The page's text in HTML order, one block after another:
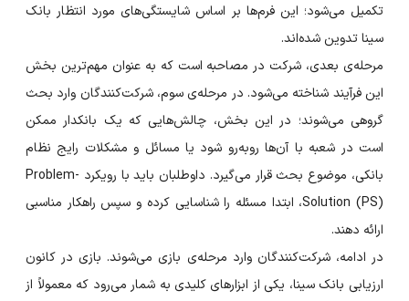
تکمیل می‌شود؛ این فرم‌ها بر اساس شایستگی‌های مورد انتظار بانک
سینا تدوین شده‌اند.
مرحله‌ی بعدی، شرکت در مصاحبه است که به عنوان مهم‌ترین بخش
این فرآیند شناخته می‌شود. در مرحله‌ی سوم، شرکت‌کنندگان وارد بحث
گروهی می‌شوند؛ در این بخش، چالش‌هایی که یک بانکدار ممکن
است در شعبه با آن‌ها روبه‌رو شود یا مسائل و مشکلات رایج نظام
بانکی، موضوع بحث قرار می‌گیرد. داوطلبان باید با رویکرد Problem-
Solution (PS)، ابتدا مسئله را شناسایی کرده و سپس راهکار مناسبی
ارائه دهند.
در ادامه، شرکت‌کنندگان وارد مرحله‌ی بازی می‌شوند. بازی در کانون
ارزیابی بانک سینا، یکی از ابزارهای کلیدی به شمار می‌رود که معمولاً از